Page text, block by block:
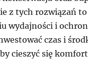
z tych rozwiązań
wydajności i
czas i
cieszyć się